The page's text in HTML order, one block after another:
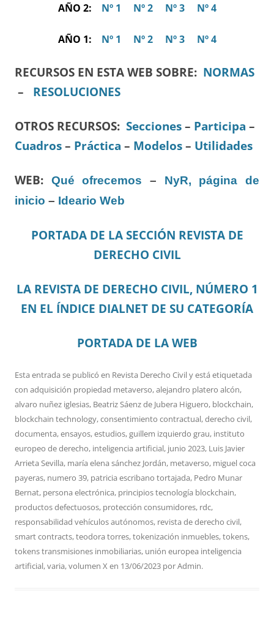
AÑO 2: Nº 1 Nº 2 Nº 3 Nº 4
AÑO 1: Nº 1 Nº 2 Nº 3 Nº 4
RECURSOS EN ESTA WEB SOBRE: NORMAS
– RESOLUCIONES
OTROS RECURSOS: Secciones – Participa –
Cuadros – Práctica – Modelos – Utilidades
WEB: Qué ofrecemos – NyR, página de
inicio – Ideario Web
PORTADA DE LA SECCIÓN REVISTA DE
DERECHO CIVIL
LA REVISTA DE DERECHO CIVIL, NÚMERO 1
EN EL ÍNDICE DIALNET DE SU CATEGORÍA
PORTADA DE LA WEB
Esta entrada se publicó en Revista Derecho Civily está etiquetada
con adquisición propiedad metaverso,alejandro platero alcón,
alvaro nuñez iglesias, Beatriz Sáenz de Jubera Higuero, blockchain,
blockchain technology,consentimiento contractual,derecho civil,
documenta,ensayos,estudios,guillem izquierdo grau, instituto
europeo de derecho, inteligencia artificial, junio 2023, Luis Javier
Arrieta Sevilla, maría elena sánchez Jordán, metaverso, miguel coca
payeras, numero 39, patricia escribano tortajada, Pedro Munar
Bernat, persona electrónica, principios tecnología blockchain,
productos defectuosos, protección consumidores, rdc,
responsabilidad vehículos autónomos, revista de derecho civil,
smart contracts,teodora torres,tokenización inmuebles,tokens,
tokens transmisiones inmobiliarias, unión europea inteligencia
artificial,varia,volumen X en 13/06/2023 porAdmin.